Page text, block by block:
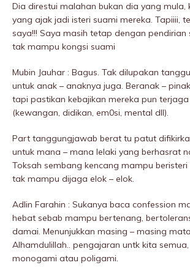
Dia direstui malahan bukan dia yang mula,
yang ajak jadi isteri suami mereka. Tapiiii,
saya!!! Saya masih tetap dengan pendirian
tak mampu kongsi suami
Mubin Jauhar : Bagus. Tak dilupakan
untuk anak – anaknya juga. Beranak –
tapi pastikan kebajikan mereka pun
(kewangan, didikan, em0si, mentaI dll).
Part tanggungjawab berat tu patut
untuk mana – mana lelaki yang berhasrat
Toksah sembang kencang mampu
tak mampu dijaga elok – elok.
Adlin Farahin : Sukanya baca confession
hebat sebab mampu bertenang,
damai. Menunjukkan masing – masing
Alhamdulillah.. pengajaran untk kita
monogami atau poIigami.